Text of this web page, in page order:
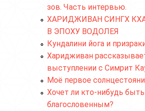
зов. Часть интервью.
ХАРИДЖИВАН СИНГХ
В ЭПОХУ ВОДОЛЕЯ
Кундалини йога и
Харидживан
выступлении с Симрит
Моё первое
Хочет ли кто-нибудь быть
благословенным?